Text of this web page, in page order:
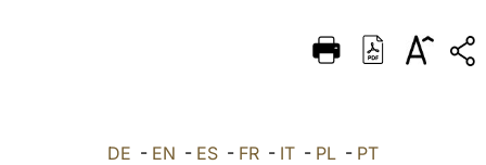
DEUTSCH
العربيّة DE - EN - ES - FR - IT - PL - PT